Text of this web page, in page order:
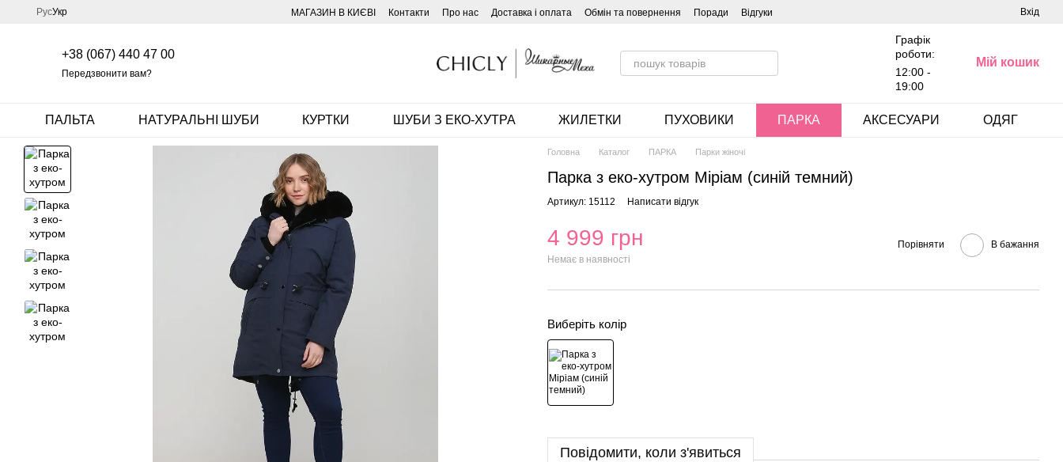
Перейти до основного контенту
РусУкр МАГАЗИН В КИЄВІ Контакти Про нас Доставка і оплата Обмін та повернення Поради Відгуки Вхід
+38 (067) 440 47 00
Передзвонити вам?
Графік
роботи:
12:00 -
19:00
Мій кошик
ПАЛЬТА НАТУРАЛЬНІ ШУБИ КУРТКИ ШУБИ З ЕКО-ХУТРА ЖИЛЕТКИ ПУХОВИКИ ПАРКА АКСЕСУАРИ ОДЯГ
Головна Каталог ПАРКА Парки жіночі
Парка з еко-хутром Міріам (синій темний)
Артикул: 15112 Написати відгук
4 999 грн
Немає в наявності
Порівняти В бажання
Виберіть колір
Повідомити, коли з'явиться